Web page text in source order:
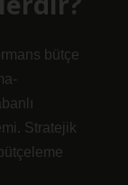
bütçe
Stratejik